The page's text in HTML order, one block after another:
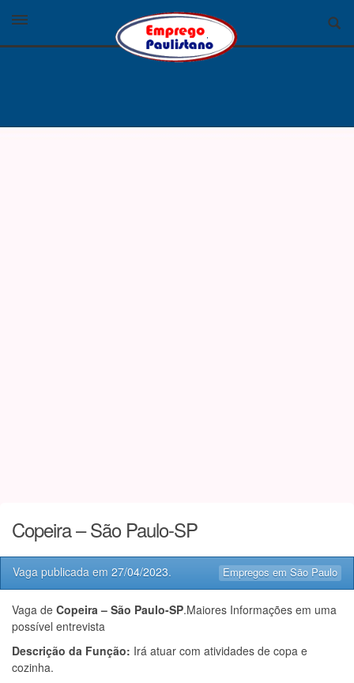
Copeira – São Paulo-SP
Empregos em São Paulo
Vaga publicada em 27/04/2023.
Vaga de Copeira – São Paulo-SP.Maiores Informações em uma
possível entrevista
Descrição da Função: Irá atuar com atividades de copa e
cozinha.